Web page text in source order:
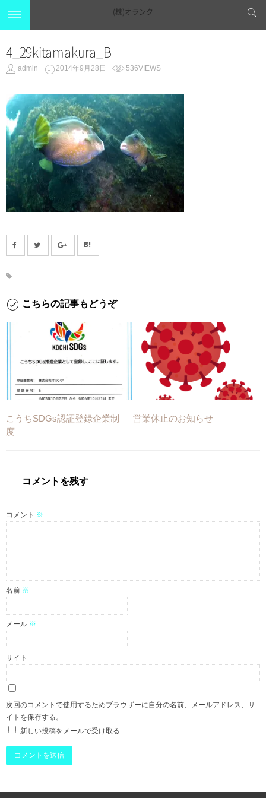
(株)オランク
4_29kitamakura_B
admin 2014年9月28日 536VIEWS
こちらの記事もどうぞ
こうちSDGs認証登録企業制
度
営業休止のお知らせ
コメントを残す
コメント ※
名前 ※
メール ※
サイト
次回のコメントで使用するためブラウザーに自分の名前、メールアドレス、サ
イトを保存する。
新しい投稿をメールで受け取る